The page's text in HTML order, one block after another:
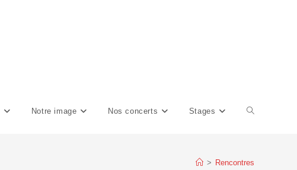
Notre image Nos concerts Stages
> Rencontres